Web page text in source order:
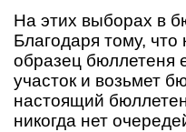
На этих выборах в
Благодаря тому,
образец бюллетеня
участок и возьмет
настоящий
никогда нет